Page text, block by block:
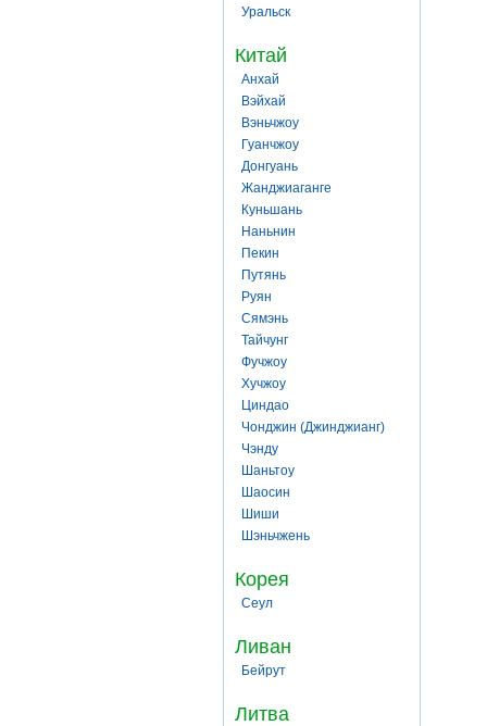
Уральск
Китай
Анхай
Вэйхай
Вэньчжоу
Гуанчжоу
Донгуань
Жанджиаганге
Куньшань
Наньнин
Пекин
Путянь
Руян
Сямэнь
Тайчунг
Фучжоу
Хучжоу
Циндао
Чонджин (Джинджианг)
Чэнду
Шаньтоу
Шаосин
Шиши
Шэньчжень
Корея
Сеул
Ливан
Бейрут
Литва